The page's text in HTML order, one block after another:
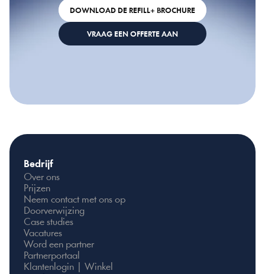
DOWNLOAD DE REFILL+ BROCHURE
VRAAG EEN OFFERTE AAN
Bedrijf
Over ons
Prijzen
Neem contact met ons op
Doorverwijzing
Case studies
Vacatures
Word een partner
Partnerportaal
Klantenlogin | Winkel